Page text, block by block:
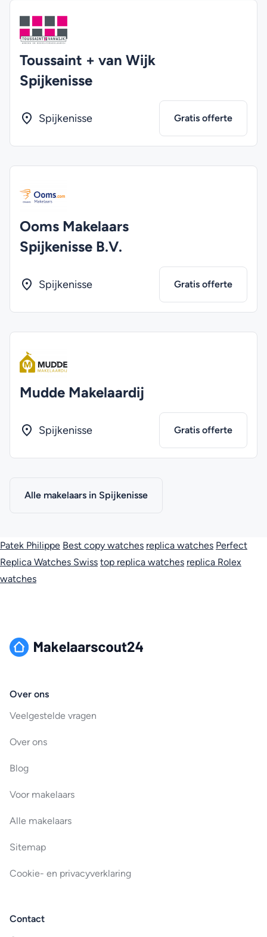
Toussaint + van Wijk
Spijkenisse
Spijkenisse Gratis offerte
Ooms Makelaars
Spijkenisse B.V.
Spijkenisse Gratis offerte
Mudde Makelaardij
Spijkenisse Gratis offerte
Alle makelaars in Spijkenisse
Patek Philippe Best copy watches replica watches Perfect
Replica Watches Swiss top replica watches replica Rolex
watches
Over ons
Veelgestelde vragen
Over ons
Blog
Voor makelaars
Alle makelaars
Sitemap
Cookie- en privacyverklaring
Contact